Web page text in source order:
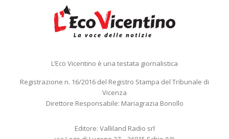
L’Eco Vicentino è una testata giornalistica
Registrazione n. 16/2016 del Registro Stampa del Tribunale di
Vicenza
Direttore Responsabile: Mariagrazia Bonollo
Editore: Valliland Radio srl